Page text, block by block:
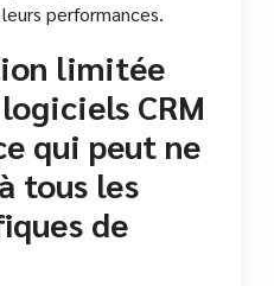
performances.
limitée
CRM
qui peut ne
tous les
de